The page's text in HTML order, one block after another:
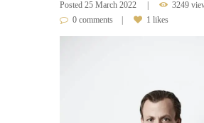
Posted 25 March 2022
3249
0 comments
1 likes